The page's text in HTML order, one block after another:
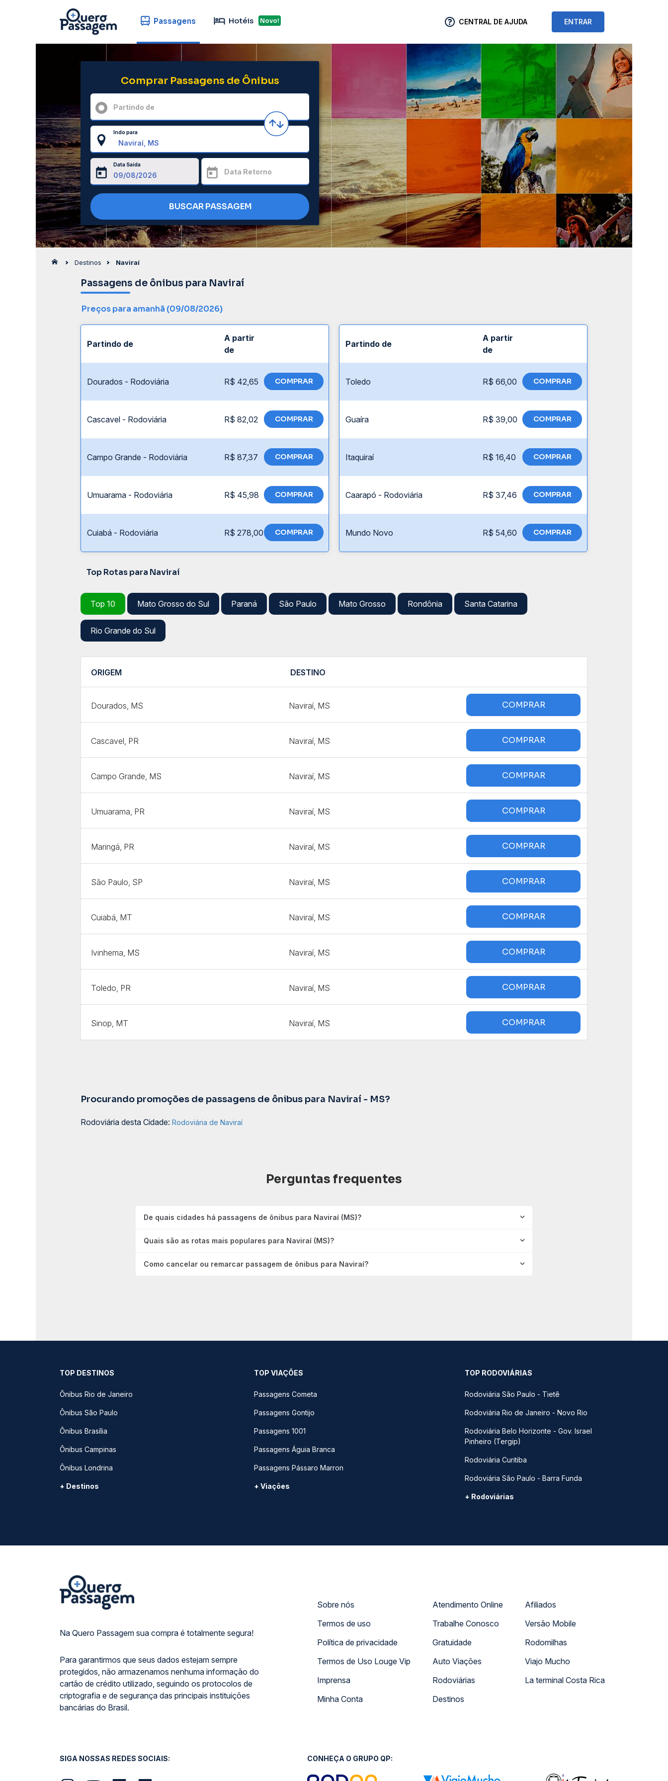
Passagens Hotéis Novo! CENTRAL DE AJUDA ENTRAR
Comprar Passagens de Ônibus
Partindo de
Indo para
Data Saída
Data Retorno
BUSCAR PASSAGEM
Destinos Naviraí
Passagens de ônibus para Naviraí
Preços para amanhã (09/08/2026)
Partindo de
A partir
de
Dourados - Rodoviária R$ 42,65 COMPRAR
Cascavel - Rodoviária R$ 82,02 COMPRAR
Campo Grande - Rodoviária R$ 87,37 COMPRAR
Umuarama - Rodoviária R$ 45,98 COMPRAR
Cuiabá - Rodoviária R$ 278,00 COMPRAR
Partindo de
A partir
de
Toledo R$ 66,00 COMPRAR
Guaíra R$ 39,00 COMPRAR
Itaquiraí R$ 16,40 COMPRAR
Caarapó - Rodoviária R$ 37,46 COMPRAR
Mundo Novo R$ 54,60 COMPRAR
Top Rotas para Naviraí
Top 10 Mato Grosso do Sul Paraná São Paulo Mato Grosso Rondônia Santa Catarina
Rio Grande do Sul
ORIGEM DESTINO
Dourados, MS Naviraí, MS
Cascavel, PR Naviraí, MS
Campo Grande, MS Naviraí, MS
Umuarama, PR Naviraí, MS
Maringá, PR Naviraí, MS
São Paulo, SP Naviraí, MS
Cuiabá, MT Naviraí, MS
Ivinhema, MS Naviraí, MS
Toledo, PR Naviraí, MS
Sinop, MT Naviraí, MS
Procurando promoções de passagens de ônibus para Naviraí - MS?
Rodoviária desta Cidade: Rodoviária de Naviraí
Perguntas frequentes
De quais cidades há passagens de ônibus para Naviraí (MS)?
Quais são as rotas mais populares para Naviraí (MS)?
Como cancelar ou remarcar passagem de ônibus para Naviraí?
TOP DESTINOS
Ônibus Rio de Janeiro
Ônibus São Paulo
Ônibus Brasília
Ônibus Campinas
Ônibus Londrina
+ Destinos
TOP VIAÇÕES
Passagens Cometa
Passagens Gontijo
Passagens 1001
Passagens Águia Branca
Passagens Pássaro Marron
+ Viações
TOP RODOVIÁRIAS
Rodoviária São Paulo - Tietê
Rodoviária Rio de Janeiro - Novo Rio
Rodoviária Belo Horizonte - Gov. Israel
Pinheiro (Tergip)
Rodoviária Curitiba
Rodoviária São Paulo - Barra Funda
+ Rodoviárias
Na Quero Passagem sua compra é totalmente segura!
Para garantirmos que seus dados estejam sempre
protegidos, não armazenamos nenhuma informação do
cartão de crédito utilizado, seguindo os protocolos de
criptografia e de segurança das principais instituições
bancárias do Brasil.
Sobre nós
Termos de uso
Política de privacidade
Termos de Uso Louge Vip
Imprensa
Minha Conta
Atendimento Online
Trabalhe Conosco
Gratuidade
Auto Viações
Rodoviárias
Destinos
Afiliados
Versão Mobile
Rodomilhas
Viajo Mucho
La terminal Costa Rica
SIGA NOSSAS REDES SOCIAIS: CONHEÇA O GRUPO QP: